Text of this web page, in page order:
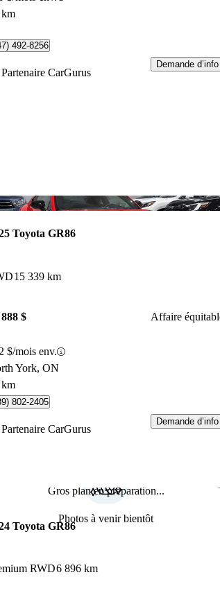
km
492-8256
Partenaire CarGurus
Demande d’info
cette annonce
Toyota GR86
15 339 km
$ Affaire
$/mois env.
York, ON
802-2405
Partenaire CarGurus
Demande d’info
cette annonceGros plan en préparation...
Photos à venir bientôt
Toyota GR86
RWD6 896 km